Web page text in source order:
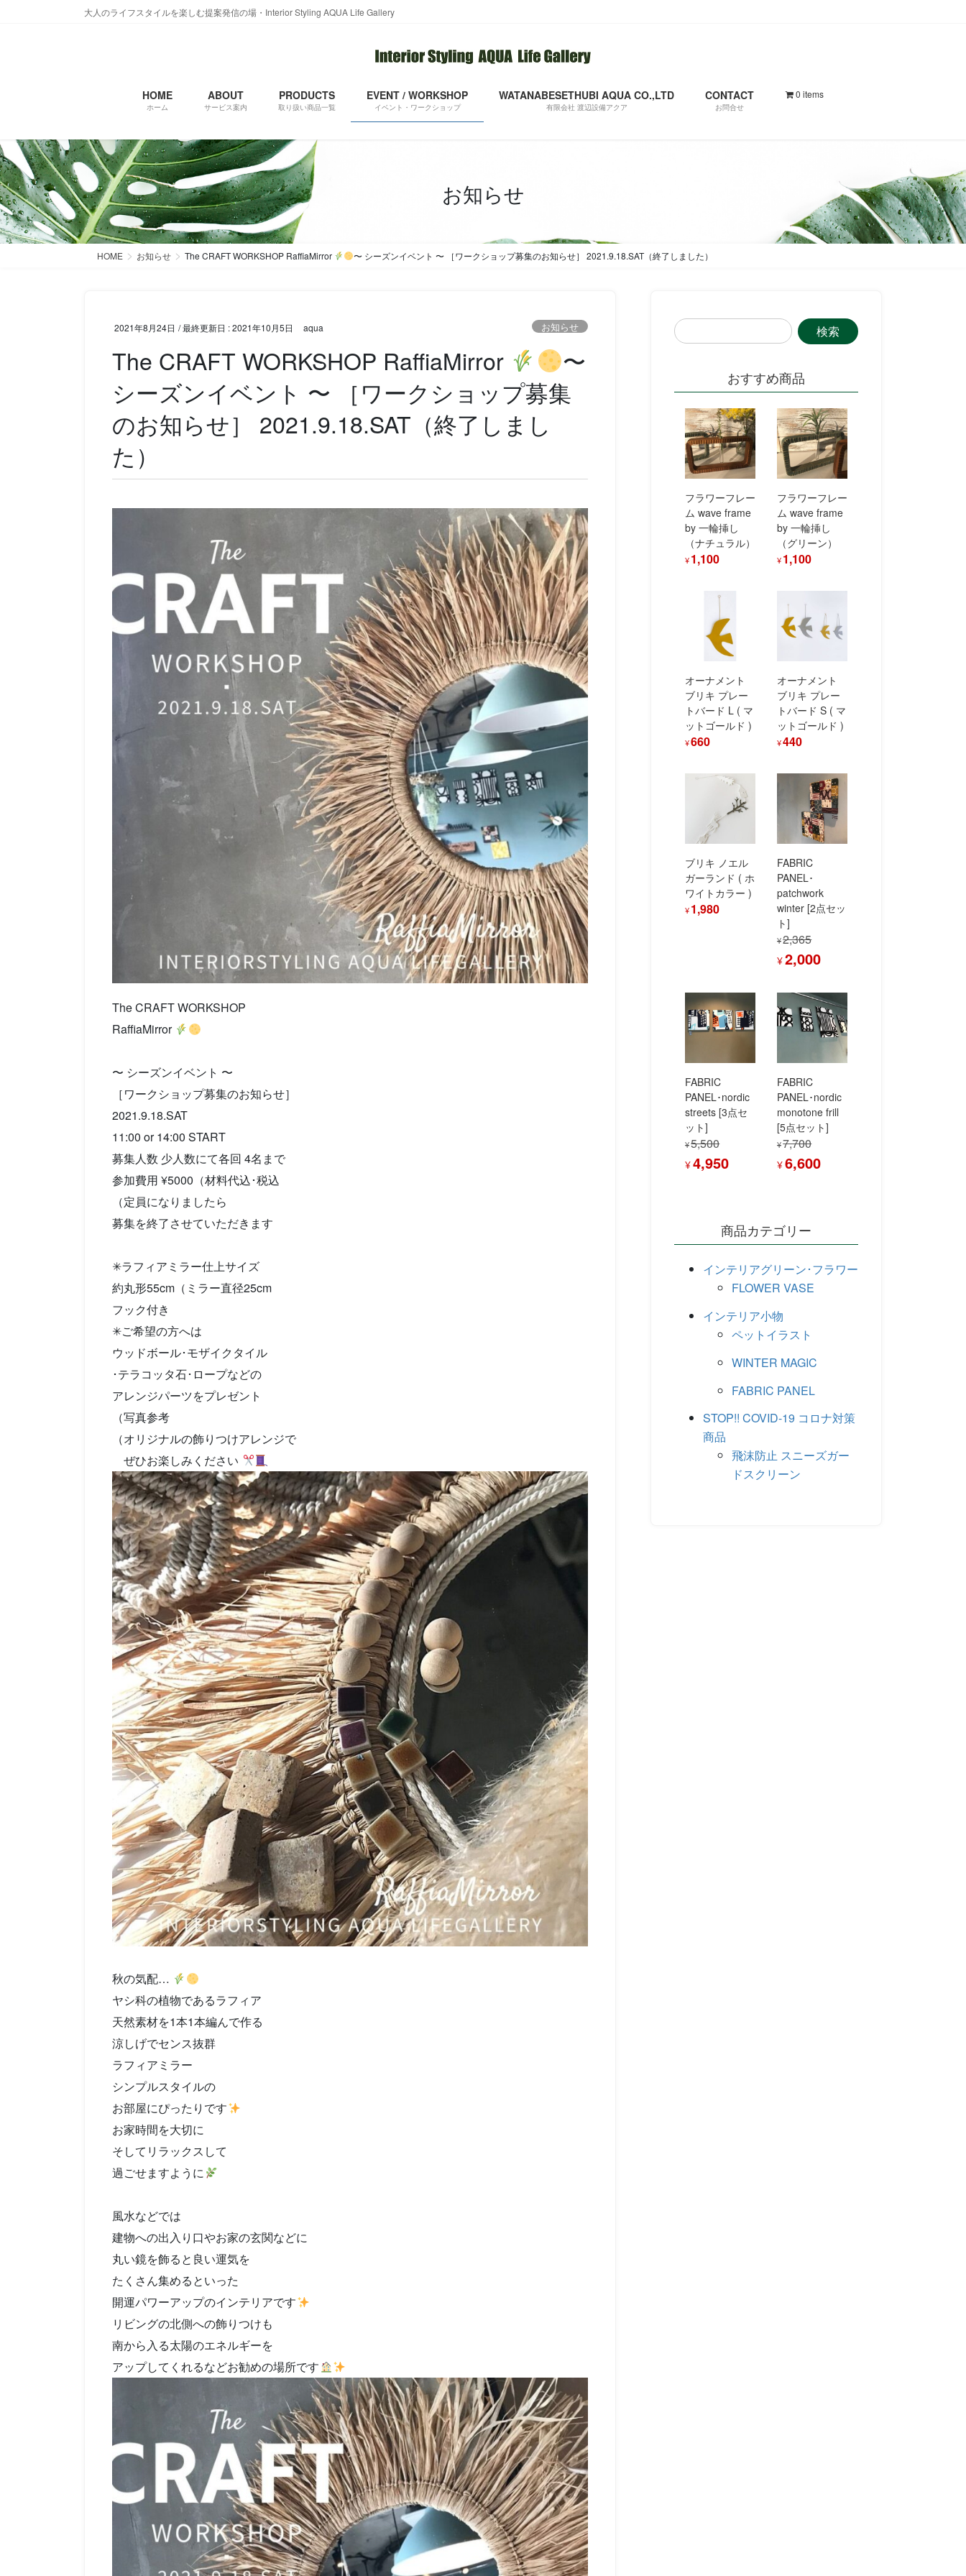
移
動
大人のライフスタイルを楽しむ提案発信の場・Interior Styling AQUA Life Gallery
HOME
ホーム
ABOUT
サービス案内
PRODUCTS
取り扱い商品一覧
EVENT / WORKSHOP
イベント・ワークショップ
WATANABESETHUBI AQUA CO.,LTD
有限会社 渡辺設備アクア
CONTACT
お問合せ
0 items
お知らせ
HOME お知らせ The CRAFT WORKSHOP RaffiaMirror 〜 シーズンイベント 〜 ［ワークショップ募集のお知らせ］ 2021.9.18.SAT（終了しました）
2021年8月24日 / 最終更新日 :2021年10月5日 aqua お知らせ
The CRAFT WORKSHOP RaffiaMirror
〜
シーズンイベント 〜 ［ワークショップ募集
のお知らせ］ 2021.9.18.SAT（終了しまし
た）
The CRAFT WORKSHOP
RaffiaMirror
〜 シーズンイベント 〜
［ワークショップ募集のお知らせ］
2021.9.18.SAT
11:00 or 14:00 START
募集人数 少人数にて各回 4名まで
参加費用 ¥5000（材料代込･税込
（定員になりましたら
募集を終了させていただきます
✳︎ラフィアミラー仕上サイズ
約丸形55cm（ミラー直径25cm
フック付き
✳︎ご希望の方へは
ウッドボール･モザイクタイル
･テラコッタ石･ロープなどの
アレンジパーツをプレゼント
（写真参考
（オリジナルの飾りつけアレンジで
ぜひお楽しみください
秋の気配…
ヤシ科の植物であるラフィア
天然素材を1本1本編んで作る
涼しげでセンス抜群
ラフィアミラー
シンプルスタイルの
お部屋にぴったりです
お家時間を大切に
そしてリラックスして
過ごせますように
風水などでは
建物への出入り口やお家の玄関などに
丸い鏡を飾ると良い運気を
たくさん集めるといった
開運パワーアップのインテリアです
リビングの北側への飾りつけも
南から入る太陽のエネルギーを
アップしてくれるなどお勧めの場所です
おすすめ商品
フラワーフレー
ム wave frame
by 一輪挿し
（ナチュラル）
¥1,100
フラワーフレー
ム wave frame
by 一輪挿し
（グリーン）
¥1,100
オーナメント
ブリキ プレー
トバード L ( マ
ットゴールド )
¥660
オーナメント
ブリキ プレー
トバード S ( マ
ットゴールド )
¥440
ブリキ ノエル
ガーランド ( ホ
ワイトカラー )
¥1,980
FABRIC
PANEL･
patchwork
winter [2点セッ
ト]
¥2,365
元
価
格
は
で
し
た。
¥2,000現
の
価
格
は
¥2,000
す。
FABRIC
PANEL･nordic
streets [3点セ
ット]
¥5,500
元
¥5,500
で
¥4,950現
格
は
¥4,950
で
す。
FABRIC
PANEL･nordic
monotone frill
[5点セット]
¥7,700
元
は
¥7,700
で
し
た。
¥6,600現
は
¥6,600
で
商品カテゴリー
インテリアグリーン･フラワー
FLOWER VASE
インテリア小物
ペットイラスト
WINTER MAGIC
FABRIC PANEL
STOP!! COVID-19 コロナ対策
商品
飛沫防止 スニーズガー
ドスクリーン